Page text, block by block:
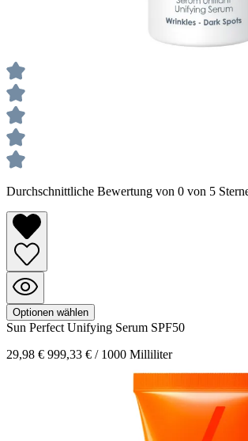
Durchschnittliche Bewertung von 0 von 5
Optionen wählen
Sun Perfect Unifying Serum SPF50
29,98 € 999,33 € / 1000 Milliliter